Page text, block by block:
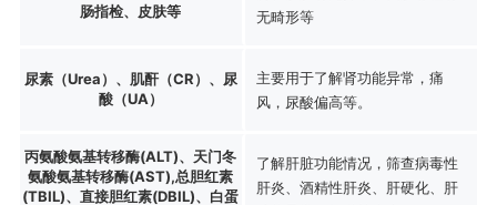
肠指检、皮肤等
无畸形等
尿素（Urea）、肌酐（CR）、尿
酸（UA）
主要用于了解肾功能异常，痛
风，尿酸偏高等。
丙氨酸氨基转移酶(ALT)、天门冬
氨酸氨基转移酶(AST),总胆红素
(TBIL)、直接胆红素(DBIL)、白蛋
了解肝脏功能情况，筛查病毒性
肝炎、酒精性肝炎、肝硬化、肝